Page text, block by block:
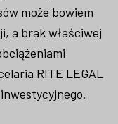
może bowiem
a brak właściwej
RITE LEGAL